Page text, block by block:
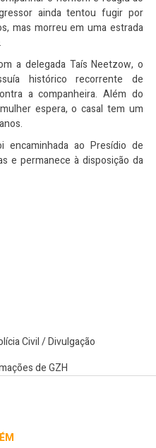
ainda tentou fugir por
mas morreu em uma estrada
a delegada Taís Neetzow, o
histórico recorrente de
a companheira. Além do
espera, o casal tem um
encaminhada ao Presídio de
e permanece à disposição da
Civil / Divulgação
de GZH